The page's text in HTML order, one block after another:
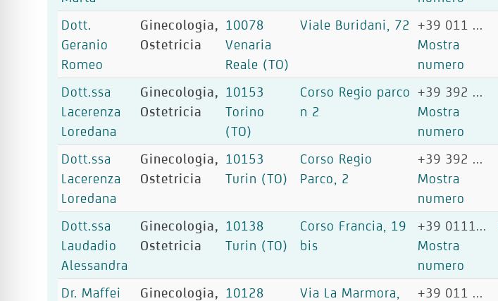
Dott.
Geranio
Romeo
Ginecologia,
Ostetricia
10078
Venaria
Reale (TO)
Viale Buridani, 72
+39 011 ...
Mostra
numero
Dott.ssa
Lacerenza
Loredana
Ginecologia,
Ostetricia
10153
Torino
(TO)
Corso Regio parco
n 2
+39 392 ...
Mostra
numero
Dott.ssa
Lacerenza
Loredana
Ginecologia,
Ostetricia
10153
Turin (TO)
Corso Regio
Parco, 2
+39 392 ...
Mostra
numero
Dott.ssa
Laudadio
Alessandra
Ginecologia,
Ostetricia
10138
Turin (TO)
Corso Francia, 19
bis
+39 0111...
Mostra
numero
Dr. Maffei
Ginecologia, 10128
Via La Marmora,
+39 011 ...